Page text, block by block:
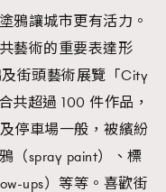
鴉讓城市更有活力。
藝術的重要表達形
及街頭藝術展覽「City
共超過 100 件作品，
停車場一般，被繽紛
（spray paint）、標
ups）等等。喜歡街